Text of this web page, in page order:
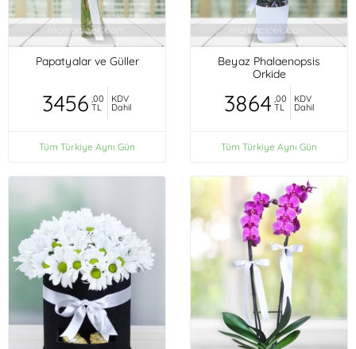
Papatyalar ve Güller
3456 ,00
TL
KDV
Dahil
Tüm Türkiye Aynı Gün
Beyaz Phalaenopsis
Orkide
3864 ,00
TL
KDV
Dahil
Tüm Türkiye Aynı Gün